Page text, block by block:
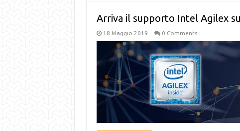
Arriva il supporto Intel Agilex
18 Maggio 2019 0 Comments